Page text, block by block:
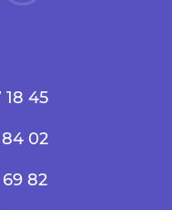
18 45
84 02
69 82